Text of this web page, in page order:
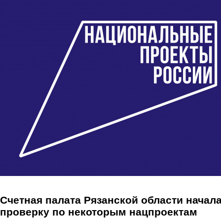
Счетная палата Рязанской области
проверку по некоторым нацпроектам